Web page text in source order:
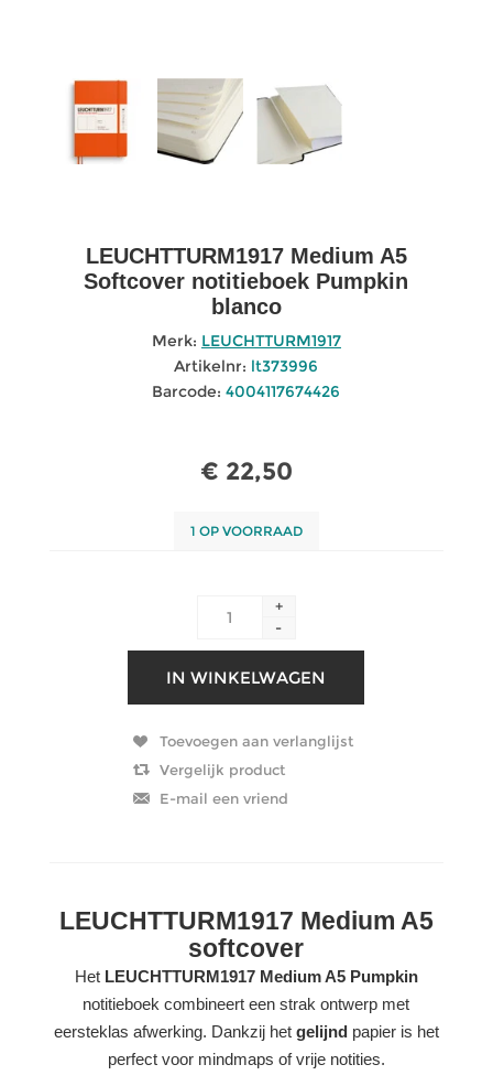
LEUCHTTURM1917 Medium A5
Softcover notitieboek Pumpkin
blanco
Merk: LEUCHTTURM1917
Artikelnr: lt373996
Barcode: 4004117674426
€ 22,50
1 OP VOORRAAD
+
-
LEUCHTTURM1917 Medium A5
softcover
Het LEUCHTTURM1917 Medium A5 Pumpkin
notitieboek combineert een strak ontwerp met
eersteklas afwerking. Dankzij het gelijndpapier is het
perfect voor mindmaps of vrije notities.